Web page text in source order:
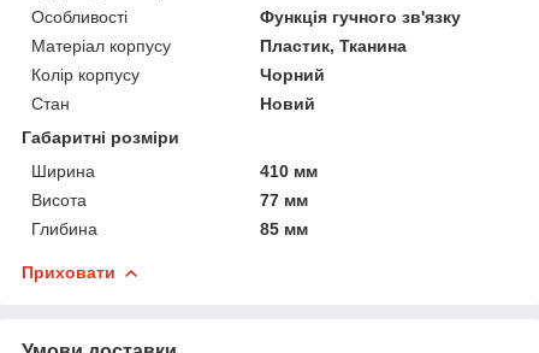
Особливості
Функція гучного зв'язку
Матеріал корпусу
Пластик, Тканина
Колір корпусу
Чорний
Стан
Новий
Габаритні розміри
Ширина
410 мм
Висота
77 мм
Глибина
85 мм
Приховати